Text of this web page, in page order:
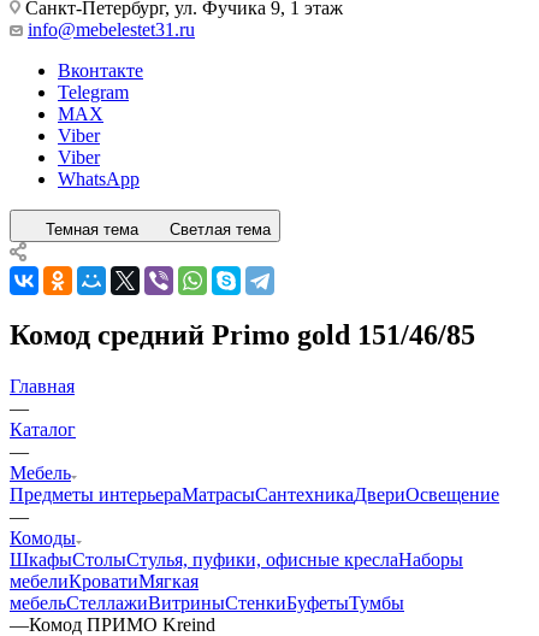
Санкт-Петербург, ул. Фучика 9, 1 этаж
info@mebelestet31.ru
Вконтакте
Telegram
MAX
Viber
Viber
WhatsApp
Темная тема Светлая тема
Комод средний Primo gold 151/46/85
Главная
—
Каталог
—
Мебель
Предметы интерьераМатрасыСантехникаДвериОсвещение
—
Комоды
ШкафыСтолыСтулья, пуфики, офисные креслаНаборы
мебелиКроватиМягкая
мебельСтеллажиВитриныСтенкиБуфетыТумбы
—Комод ПРИМО Kreind